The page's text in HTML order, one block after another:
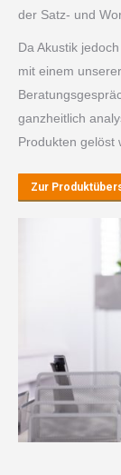
der Satz- und
Da Akustik
mit einem
ganzheitlich
Produkten gelöst
Zur